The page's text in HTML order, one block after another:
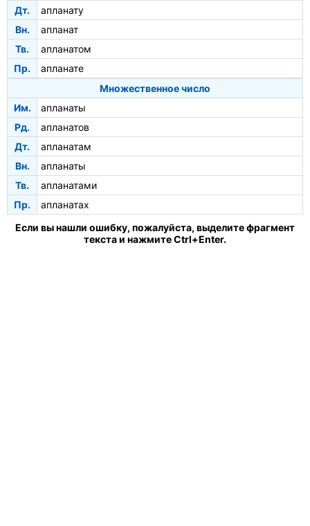
Дт.
апланату
Вн.
апланат
Тв.
апланатом
Пр.
апланате
Множественное число
Им.
апланаты
Рд.
апланатов
Дт.
апланатам
Вн.
апланаты
Тв.
апланатами
Пр.
апланатах
Если вы нашли ошибку, пожалуйста, выделите фрагмент
текста и нажмите Ctrl+Enter.